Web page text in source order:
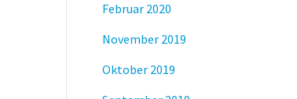
Februar 2020
November 2019
Oktober 2019